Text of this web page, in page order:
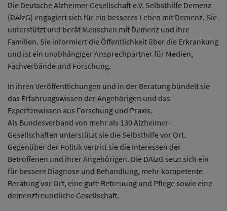
Die Deutsche Alzheimer Gesellschaft e.V. Selbsthilfe Demenz
(DAlzG) engagiert sich für ein besseres Leben mit Demenz. Sie
unterstützt und berät Menschen mit Demenz und ihre
Familien. Sie informiert die Öffentlichkeit über die Erkrankung
und ist ein unabhängiger Ansprechpartner für Medien,
Fachverbände und Forschung.
In ihren Veröffentlichungen und in der Beratung bündelt sie
das Erfahrungswissen der Angehörigen und das
Expertenwissen aus Forschung und Praxis.
Als Bundesverband von mehr als 130 Alzheimer-
Gesellschaften unterstützt sie die Selbsthilfe vor Ort.
Gegenüber der Politik vertritt sie die Interessen der
Betroffenen und ihrer Angehörigen. Die DAlzG setzt sich ein
für bessere Diagnose und Behandlung, mehr kompetente
Beratung vor Ort, eine gute Betreuung und Pflege sowie eine
demenzfreundliche Gesellschaft.